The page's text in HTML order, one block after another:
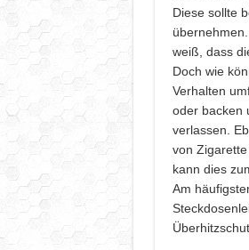
Diese sollte
weiß, dass
Doch wie
Verhalten
oder backen
verlassen.
von
kann dies
Am